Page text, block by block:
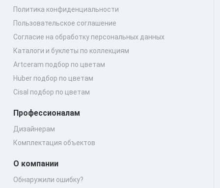
Политика конфиденциальности
Пользовательское соглашение
Согласие на обработку персональных данных
Каталоги и буклеты по коллекциям
Artceram подбор по цветам
Huber подбор по цветам
Cisal подбор по цветам
Профессионалам
Дизайнерам
Комплектация объектов
О компании
Обнаружили ошибку?